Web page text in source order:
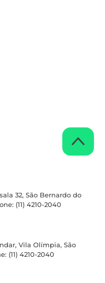
32, São Bernardo do
(11) 4210-2040
Vila Olímpia, São
(11) 4210-2040